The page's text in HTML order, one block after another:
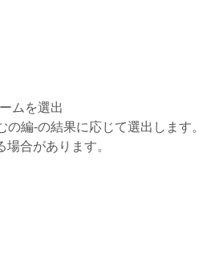
ムを選出
編-の結果に応じて選出します。
合があります。